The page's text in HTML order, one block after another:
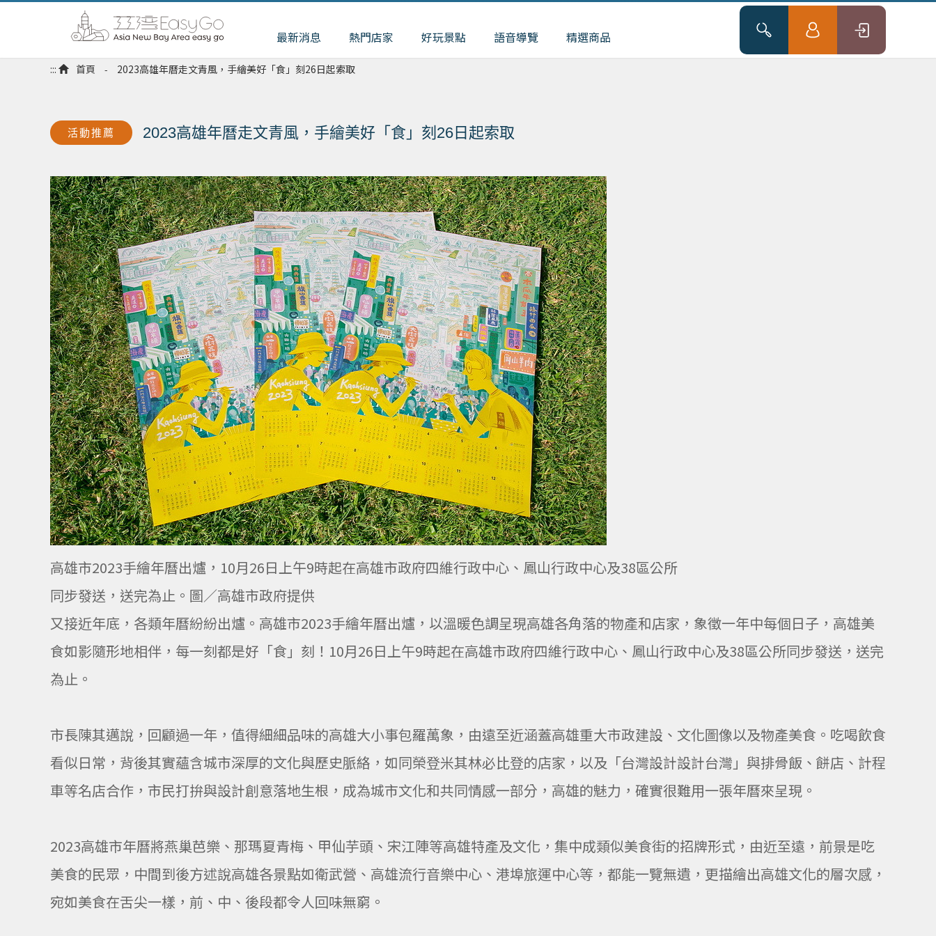
最新消息 熱門店家 好玩景點 語音導覽 精選商品
::: 首頁 - 2023高雄年曆走文青風，手繪美好「食」刻26日起索取
活動推薦 2023高雄年曆走文青風，手繪美好「食」刻26日起索取
高雄市2023手繪年曆出爐，10月26日上午9時起在高雄市政府四維行政中心、鳳山行政中心及38區公所
同步發送，送完為止。圖／高雄市政府提供
又接近年底，各類年曆紛紛出爐。高雄市2023手繪年曆出爐，以溫暖色調呈現高雄各角落的物產和店家，象徵一年中每個日子，高雄美
食如影隨形地相伴，每一刻都是好「食」刻！10月26日上午9時起在高雄市政府四維行政中心、鳳山行政中心及38區公所同步發送，送完
為止。
市長陳其邁說，回顧過一年，值得細細品味的高雄大小事包羅萬象，由遠至近涵蓋高雄重大市政建設、文化圖像以及物產美食。吃喝飲食
看似日常，背後其實蘊含城市深厚的文化與歷史脈絡，如同榮登米其林必比登的店家，以及「台灣設計設計台灣」與排骨飯、餅店、計程
車等名店合作，市民打拚與設計創意落地生根，成為城市文化和共同情感一部分，高雄的魅力，確實很難用一張年曆來呈現。
2023高雄市年曆將燕巢芭樂、那瑪夏青梅、甲仙芋頭、宋江陣等高雄特產及文化，集中成類似美食街的招牌形式，由近至遠，前景是吃
美食的民眾，中間到後方述說高雄各景點如衛武營、高雄流行音樂中心、港埠旅運中心等，都能一覽無遺，更描繪出高雄文化的層次感，
宛如美食在舌尖一樣，前、中、後段都令人回味無窮。